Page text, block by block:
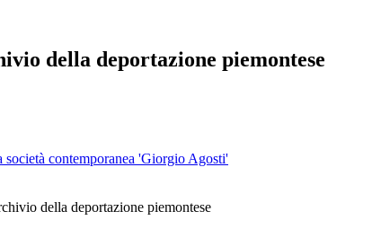
della deportazione piemontese
società contemporanea 'Giorgio Agosti'
della deportazione piemontese